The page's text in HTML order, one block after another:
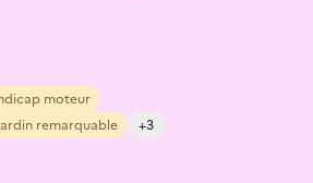
moteur
remarquable +3